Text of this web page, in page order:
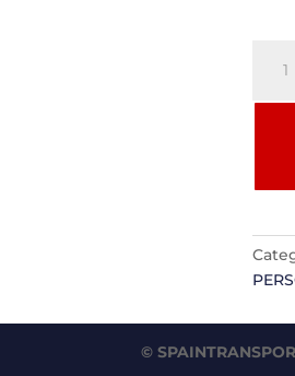
Antón
©